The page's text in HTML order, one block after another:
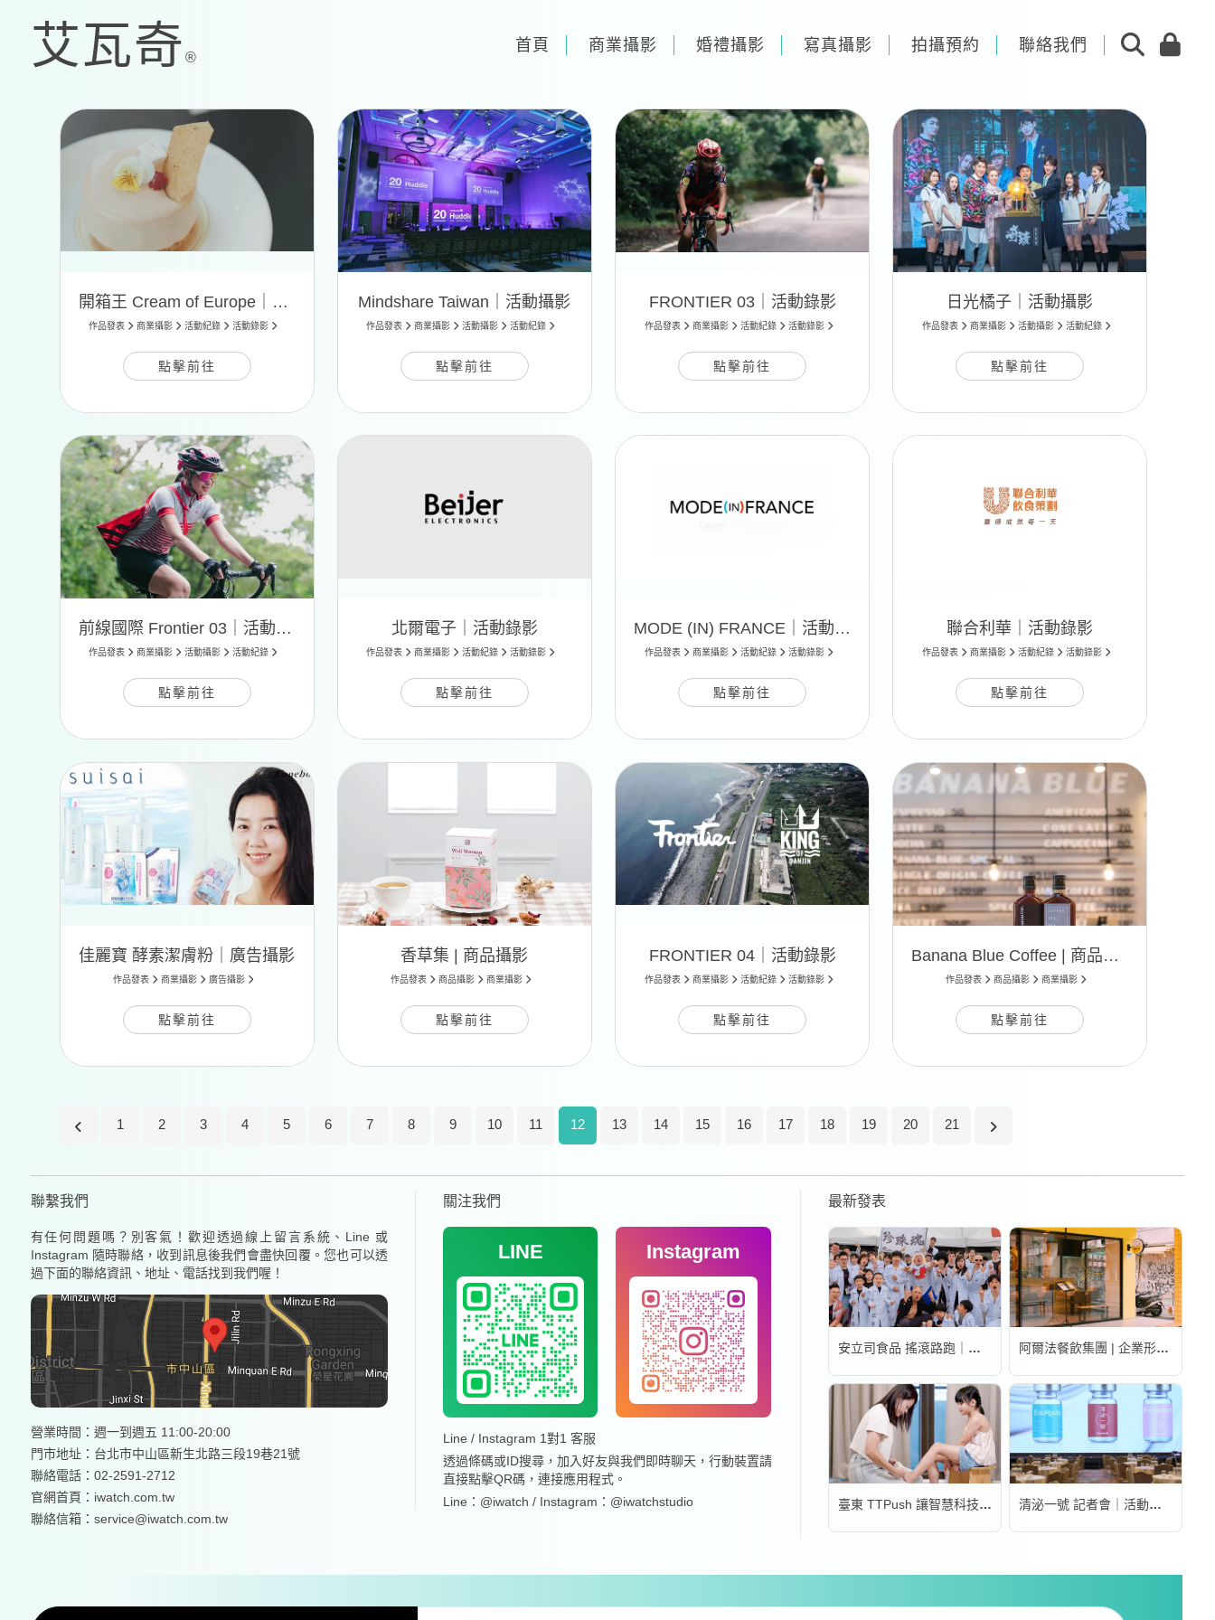
首頁 商業攝影 婚禮攝影 寫真攝影 拍攝預約 聯絡我們
開箱王 Cream of Europe｜活動錄影
作品發表 商業攝影 活動紀錄 活動錄影
點擊前往
Mindshare Taiwan｜活動攝影
作品發表 商業攝影 活動攝影 活動紀錄
點擊前往
FRONTIER 03｜活動錄影
作品發表 商業攝影 活動紀錄 活動錄影
點擊前往
日光橘子｜活動攝影
作品發表 商業攝影 活動攝影 活動紀錄
點擊前往
前線國際 Frontier 03｜活動攝影
作品發表 商業攝影 活動攝影 活動紀錄
點擊前往
北爾電子｜活動錄影
作品發表 商業攝影 活動紀錄 活動錄影
點擊前往
MODE (IN) FRANCE｜活動錄影
作品發表 商業攝影 活動紀錄 活動錄影
點擊前往
聯合利華｜活動錄影
作品發表 商業攝影 活動紀錄 活動錄影
點擊前往
佳麗寶 酵素潔膚粉｜廣告攝影
作品發表 商業攝影 廣告攝影
點擊前往
香草集 | 商品攝影
作品發表 商品攝影 商業攝影
點擊前往
FRONTIER 04｜活動錄影
作品發表 商業攝影 活動紀錄 活動錄影
點擊前往
Banana Blue Coffee | 商品攝影
作品發表 商品攝影 商業攝影
點擊前往
1 2 3 4 5 6 7 8 9 10 11 12 13 14 15 16 17 18 19 20 21
聯繫我們
有任何問題嗎？別客氣！歡迎透過線上留言系統、Line 或
Instagram 隨時聯絡，收到訊息後我們會盡快回覆。您也可以透
過下面的聯絡資訊、地址、電話找到我們喔！
營業時間：週一到週五 11:00-20:00
門市地址：台北市中山區新生北路三段19巷21號
聯絡電話：02-2591-2712
官網首頁： iwatch.com.tw
聯絡信箱：service@iwatch.com.tw
關注我們
LINE Instagram
Line / Instagram 1對1 客服
透過條碼或ID搜尋，加入好友與我們即時聊天，行動裝置請
直接點擊QR碼，連接應用程式。
Line：@iwatch / Instagram：@iwatchstudio
最新發表
安立司食品 搖滾路跑｜活動錄影 阿爾法餐飲集團 | 企業形象宣傳片
臺東 TTPush 讓智慧科技更有溫度 | 形象影片 清泌一號 記者會｜活動錄影